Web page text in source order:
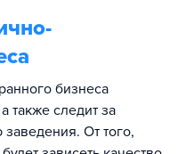
бизнеса
также следит за
От того,